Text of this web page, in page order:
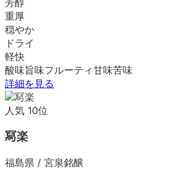
重厚
穏やか
ドライ
軽快
酸味旨味フルーティ甘味苦味
詳細を見る
人気 10位
冩楽
福島県 / 宮泉銘醸